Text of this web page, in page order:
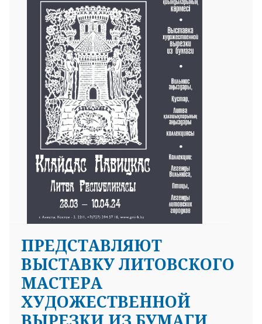
ПРЕДСТАВЛЯЮТ
ВЫСТАВКУ ЛИТОВСКОГО
МАСТЕРА
ХУДОЖЕСТВЕННОЙ